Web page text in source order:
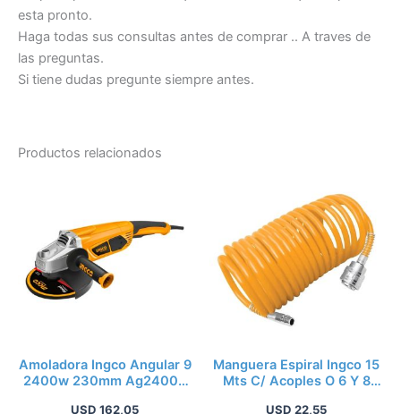
esta pronto.
Haga todas sus consultas antes de comprar .. A traves de
las preguntas.
Si tiene dudas pregunte siempre antes.
Productos relacionados
Amoladora Ingco Angular 9
2400w 230mm Ag24008
USD 162,05
Manguera Espiral Ingco 15
Mts C/ Acoples O 6 Y 8
USD 22,55